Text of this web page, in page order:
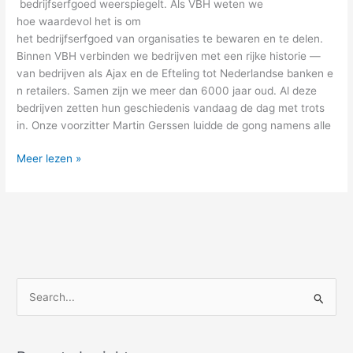
bedrijfserfgoed weerspiegelt. Als VBH weten we
hoe waardevol het is om
het bedrijfserfgoed van organisaties te bewaren en te delen.
Binnen VBH verbinden we bedrijven met een rijke historie —
van bedrijven als Ajax en de Efteling tot Nederlandse banken e
n retailers. Samen zijn we meer dan 6000 jaar oud. Al deze
bedrijven zetten hun geschiedenis vandaag de dag met trots
in. Onze voorzitter Martin Gerssen luidde de gong namens alle
Meer lezen »